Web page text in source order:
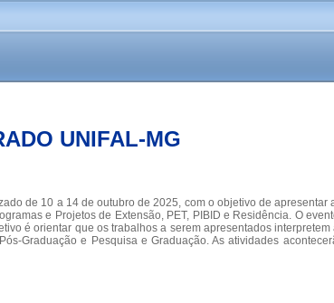
UNIFAL-MG
de 10 a 14 de outubro de 2025, com o objetivo de
e Projetos de Extensão, PET, PIBID e Residência. O
é orientar que os trabalhos a serem apresentados
Graduação e Pesquisa e Graduação. As atividades